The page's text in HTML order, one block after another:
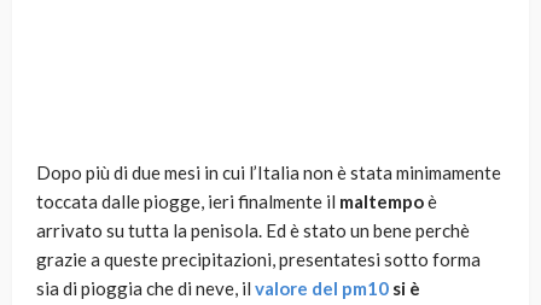
Dopo più di due mesi in cui l’Italia non è stata minimamente
toccata dalle piogge, ieri finalmente il maltempoè
arrivato su tutta la penisola. Ed è stato un bene perchè
grazie a queste precipitazioni, presentatesi sotto forma
sia di pioggia che di neve, il valore del pm10 si è